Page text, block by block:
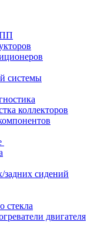
системы
коллекторов
задних сидений
стекла
двигателя